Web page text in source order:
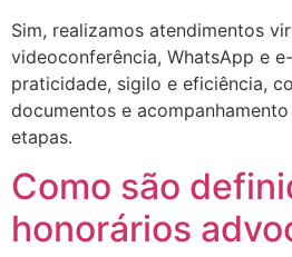
Sim, realizamos atendimentos
videoconferência, WhatsApp e
praticidade, sigilo e eficiência,
documentos e
etapas.
Como são
honorários